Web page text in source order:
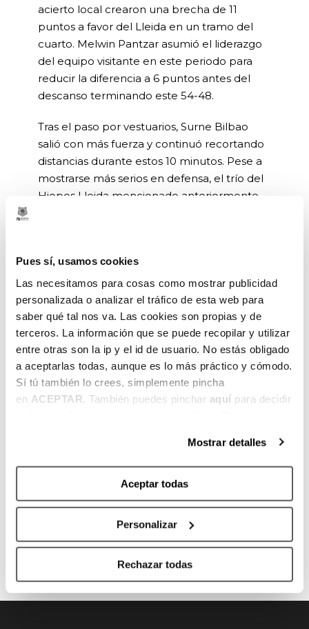
Pues sí, usamos cookies
Las necesitamos para cosas como mostrar publicidad
personalizada o analizar el tráfico de esta web para
saber qué tal nos va. Las cookies son propias y de
terceros. La información que se puede recopilar y utilizar
entre otras son la ip y el id de usuario. No estás obligado
a aceptarlas todas, aunque es lo más práctico y cómodo.
Sí tú también lo crees, simplemente pincha
en ACEPTAR . También puedes pinchar aquí para decidir
Mostrar detalles
Aceptar todas
Personalizar
Rechazar todas
acierto local crearon una brecha de 11
puntos a favor del Lleida en un tramo del
cuarto. Melwin Pantzar asumió el liderazgo
del equipo visitante en este periodo para
reducir la diferencia a 6 puntos antes del
descanso terminando este 54-48.
Tras el paso por vestuarios, Surne Bilbao
salió con más fuerza y continuó recortando
distancias durante estos 10 minutos. Pese a
mostrarse más serios en defensa, el trío del
Hiopos Lleida mencionado anteriormente
69-67.
En el último cuarto, los bilbaínos
recuperaron un liderato que habían perdido
hacía tiempo, pero no les duró mucho. La
ventaja fue inestable hasta que los
catalanes lograron un parcial de 5-0,
dejando definitivamente atrás a los bilbaínos
hasta el 90-81 final, después de que los
ANTERIOR SIGUIENTE